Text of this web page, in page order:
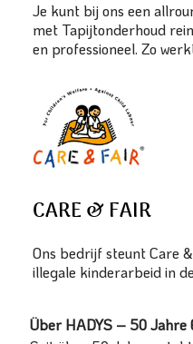
Je kunt bij ons een
met Tapijtonderhoud
en professioneel. Zo
CARE & FAIR
Ons bedrijf steunt Care
illegale kinderarbeid in
Über HADYS – 50